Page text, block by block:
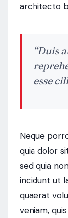
architecto
“Duis
esse
Neque
quia dolor
sed quia
incidunt ut
quaerat
veniam,